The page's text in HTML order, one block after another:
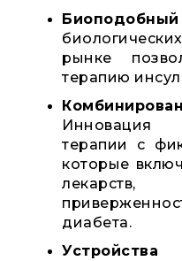
рынке
терапию
Инновация
терапии с
которые
лекарств,
диабета.